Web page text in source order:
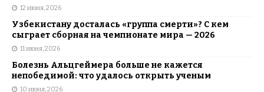
12 июня, 2026
Узбекистану досталась «группа смерти»? С кем
сыграет сборная на чемпионате мира — 2026
11 июня, 2026
Болезнь Альцгеймера больше не кажется
непобедимой: что удалось открыть ученым
10 июня, 2026